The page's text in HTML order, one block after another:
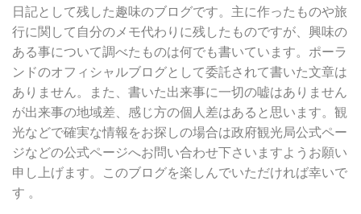
日記として残した趣味のブログです。主に作ったものや旅
行に関して自分のメモ代わりに残したものですが、興味の
ある事について調べたものは何でも書いています。ポーラ
ンドのオフィシャルブログとして委託されて書いた文章は
ありません。また、書いた出来事に一切の嘘はありません
が出来事の地域差、感じ方の個人差はあると思います。観
光などで確実な情報をお探しの場合は政府観光局公式ペー
ジなどの公式ページへお問い合わせ下さいますようお願い
申し上げます。このブログを楽しんでいただければ幸いで
す 。